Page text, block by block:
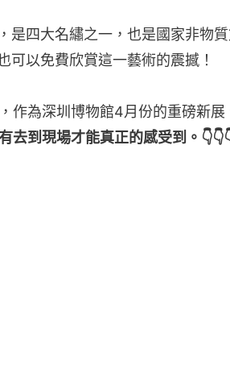
是四大名繡之一，也是國家非物
可以免費欣賞這一藝術的震撼！
作為深圳博物館4月份的重磅新展
去到現場才能真正的感受到。